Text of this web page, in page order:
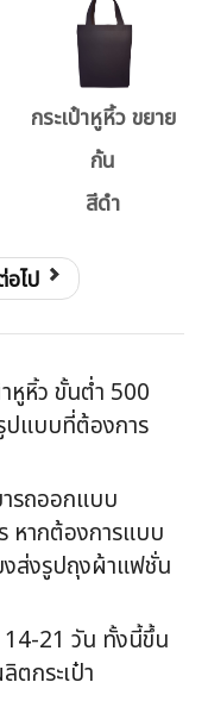
กระเป๋าหูหิ้ว ขยาย
ก้น
สีดำ
อไป
าหูหิ้ว ขั้นต่ำ 500
ปแบบที่ต้องการ
รถออกแบบ
หากต้องการแบบ
งส่งรูปถุงผ้าแฟชั่น
14-21 วัน ทั้งนี้ขึ้น
ตกระเป๋า